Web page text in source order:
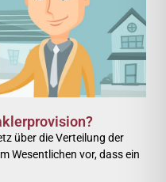
über die Verteilung der
Wesentlichen vor, dass ein